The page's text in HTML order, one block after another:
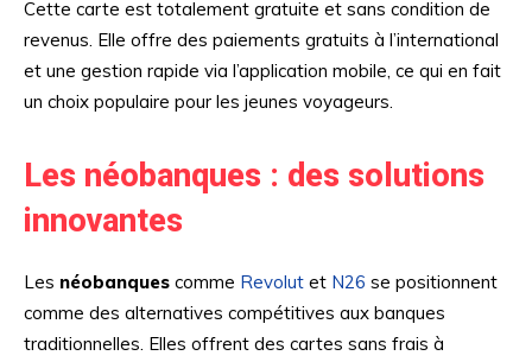
Cette carte est totalement gratuite et sans condition de
revenus. Elle offre des paiements gratuits à l’international
et une gestion rapide via l’application mobile, ce qui en fait
un choix populaire pour les jeunes voyageurs.
Les néobanques : des solutions
innovantes
Les néobanques comme Revolut et N26 se positionnent
comme des alternatives compétitives aux banques
traditionnelles. Elles offrent des cartes sans frais à